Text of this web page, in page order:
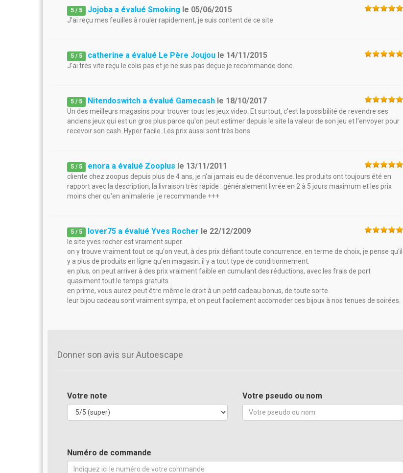
5 / 5 Jojoba a évalué Smoking le 05/06/2015
J'ai reçu mes feuilles à rouler rapidement, je suis content de ce site
5 / 5 catherine a évalué Le Père Joujou le 14/11/2015
J'ai très vite reçu le colis pas et je ne suis pas deçue je recommande donc
5 / 5 Nitendoswitch a évalué Gamecash le 18/10/2017
Un des meilleurs magasins pour trouver tous les jeux video. Et surtout, c'est la possibilité de revendre ses
anciens jeux qui est un gros plus parce qu'on peut estimer depuis le site la valeur de son jeu et l'envoyer pour
recevoir son cash. Hyper facile. Les prix aussi sont très bons.
5 / 5 enora a évalué Zooplus le 13/11/2011
cliente chez zoopus depuis plus de 4 ans, je n'ai jamais eu de déconvenue. les produits ont toujours été en
rapport avec la description, la livraison très rapide : généralement livrée en 2 à 5 jours maximum et les prix
moins cher qu'en animalerie. je recommande +++
5 / 5 lover75 a évalué Yves Rocher le 22/12/2009
le site yves rocher est vraiment super.
on y trouve vraiment tout ce qu'on veut, à des prix défiant toute concurrence. en terme de choix, je pense qu'il
y a plus de produits en ligne qu'en magasin. il y a tout type de conditionnement.
en plus, on peut arriver à des prix vraiment faible en cumulant des réductions, avec les frais de port
quasiment tout le temps gratuits.
en prime, vous aurez peut être même le droit à un petit cadeau bonus, de toute sorte.
leur bijou cadeau sont vraiment sympa, et on peut facilement accomoder ces bijoux à nos tenues de soirées.
Donner son avis sur Autoescape
Votre note Votre pseudo ou nom
Numéro de commande